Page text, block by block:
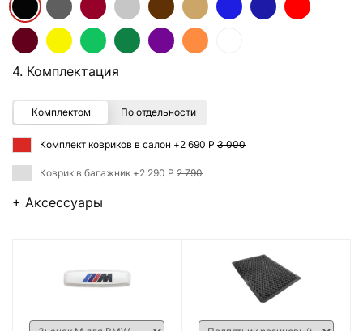
4. Комплектация
Комплектом По отдельности
Комплект ковриков в салон +2 690 Р 3 000
Коврик в багажник +2 290 Р 2 790
+ Аксессуары